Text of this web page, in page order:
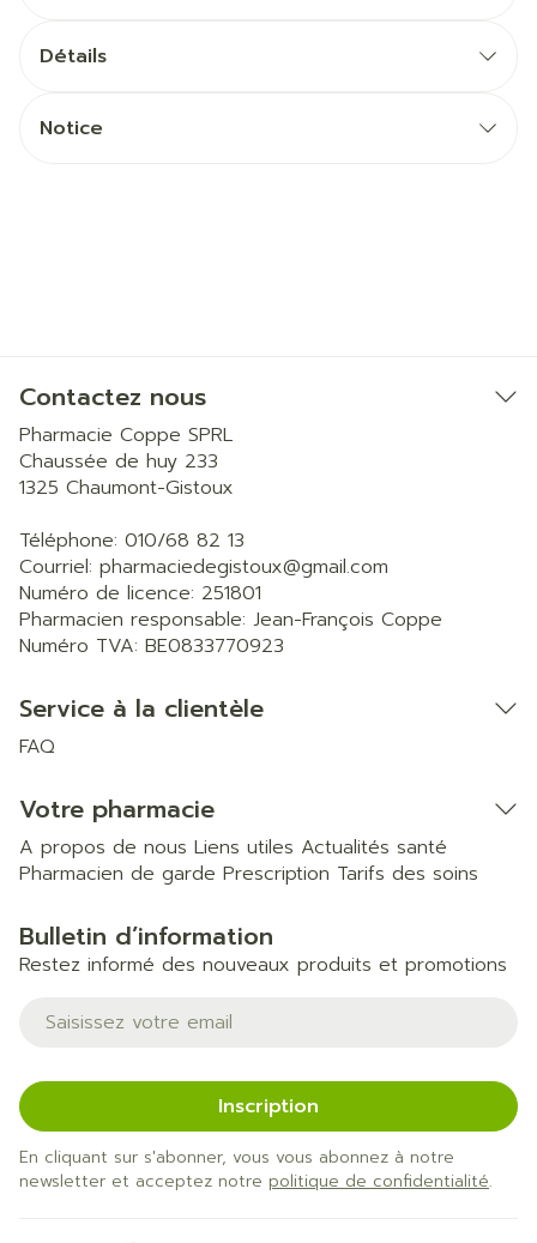
Détails
Notice
Contactez nous
Pharmacie Coppe SPRL
Chaussée de huy 233
1325 Chaumont-Gistoux
Téléphone: 010/68 82 13
Courriel: pharmaciedegistoux@gmail.com
Numéro de licence: 251801
Pharmacien responsable: Jean-François Coppe
Numéro TVA: BE0833770923
Service à la clientèle
FAQ
Votre pharmacie
A propos de nous Liens utiles Actualités santé
Pharmacien de garde Prescription Tarifs des soins
Bulletin d’information
Restez informé des nouveaux produits et promotions
Adresse mail
Inscription
En cliquant sur s'abonner, vous vous abonnez à notre
newsletter et acceptez notre politique de confidentialité.